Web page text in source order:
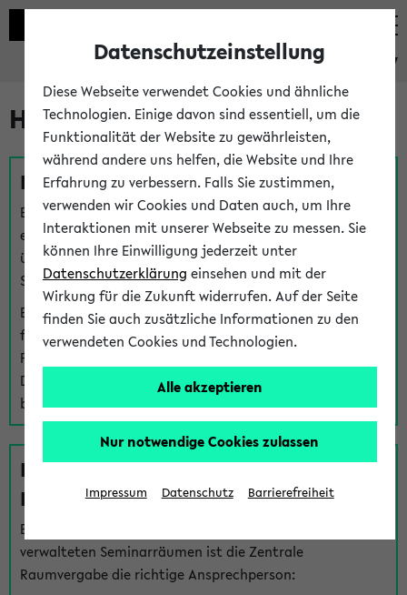
eKVV
Hilfe & Kontakt
Fragen zu einzelnen Veranstaltungen
Bei inhaltlichen und organisatorischen Fragen zu
einzelnen Veranstaltungen finden Sie Ansprechpersonen
über denFragen-Link bei jeder Veranstaltung. Der BIS
Support kann hier meist keine direkte Hilfe leisten.
Bei Veranstaltungen mit eKVV Teilnahmemanagement
finden Sie eine Auskunft über die Personen, die Ihre
Platzzuteilung im eKVV eingetragen haben, auf der
Detailseite zum Teilnahmemanagement der
betreffenden Veranstaltung.
Fragen zu im eKVV verwalteten
Räumen
Bei Fragen zur Vergabe von Hörsälen und vom eKVV
verwalteten Seminarräumen ist die Zentrale
Raumvergabe die richtige Ansprechperson:
Datenschutzeinstellung
Diese Webseite verwendet Cookies und ähnliche
Technologien. Einige davon sind essentiell, um die
Funktionalität der Website zu gewährleisten,
während andere uns helfen, die Website und Ihre
Erfahrung zu verbessern. Falls Sie zustimmen,
verwenden wir Cookies und Daten auch, um Ihre
Interaktionen mit unserer Webseite zu messen. Sie
können Ihre Einwilligung jederzeit unter
Datenschutzerklärung einsehen und mit der
Wirkung für die Zukunft widerrufen. Auf der Seite
finden Sie auch zusätzliche Informationen zu den
verwendeten Cookies und Technologien.
Alle akzeptieren
Nur notwendige Cookies zulassen
Impressum Datenschutz Barrierefreiheit